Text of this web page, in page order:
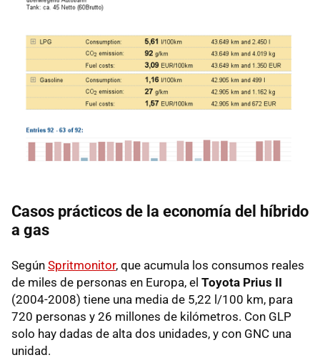
Casos prácticos de la economía del híbrido
a gas
Según Spritmonitor, que acumula los consumos reales
de miles de personas en Europa, el Toyota Prius II
(2004-2008) tiene una media de 5,22 l/100 km, para
720 personas y 26 millones de kilómetros. Con GLP
solo hay dadas de alta dos unidades, y con GNC una
unidad.